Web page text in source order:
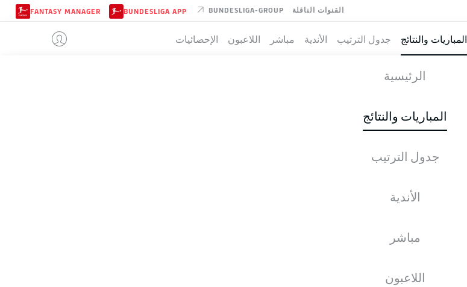
القنوات الناقلة BUNDESLIGA-GROUP
BUNDESLIGA APP
FANTASY MANAGER
المباريات والنتائج جدول الترتيب الأندية مباشر اللاعبون الإحصائيات
الرئيسية
المباريات والنتائج
جدول الترتيب
الأندية
مباشر
اللاعبون
0
1
التشكيلات
M. Bacher